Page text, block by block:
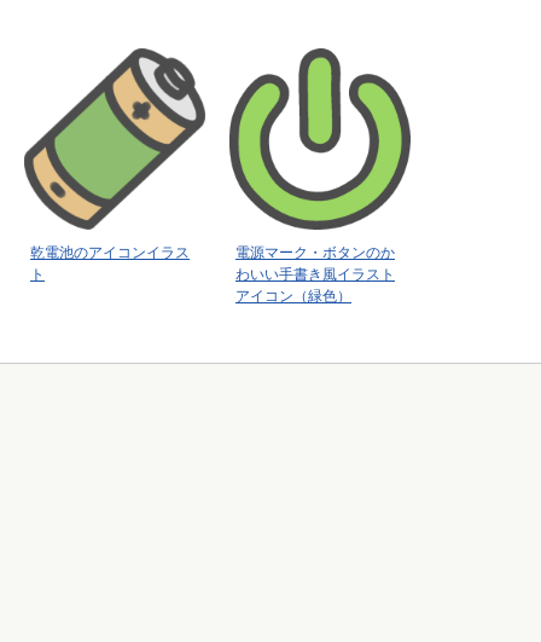
乾電池のアイコンイラス
ト
電源マーク・ボタンのか
わいい手書き風イラスト
アイコン（緑色）